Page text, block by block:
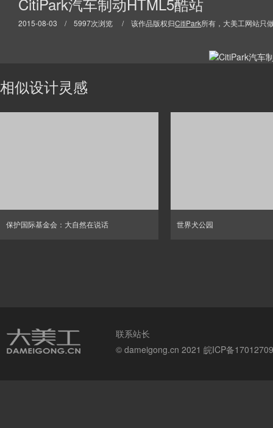
2015-08-03 / 5997次浏览 / 该作品版权归CitiPark所有，大美工网站只
相似设计灵感
保护国际基金会：大自然在说话 世界犬公园
联系站长
© dameigong.cn 2021 皖ICP备